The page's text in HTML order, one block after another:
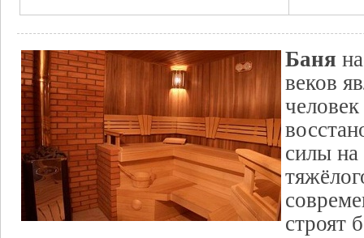
Баня
веков
силы
строят